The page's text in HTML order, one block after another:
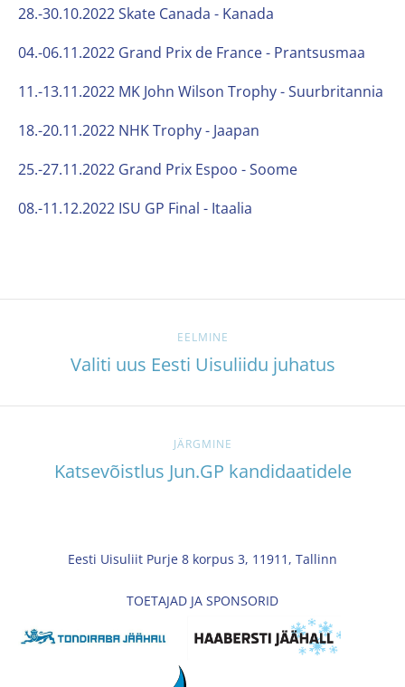
28.-30.10.2022 Skate Canada - Kanada
04.-06.11.2022 Grand Prix de France - Prantsusmaa
11.-13.11.2022 MK John Wilson Trophy - Suurbritannia
18.-20.11.2022 NHK Trophy - Jaapan
25.-27.11.2022 Grand Prix Espoo - Soome
08.-11.12.2022 ISU GP Final - Itaalia
EELMINE
Valiti uus Eesti Uisuliidu juhatus
JÄRGMINE
Katsevõistlus Jun.GP kandidaatidele
Eesti Uisuliit Purje 8 korpus 3, 11911, Tallinn
TOETAJAD JA SPONSORID